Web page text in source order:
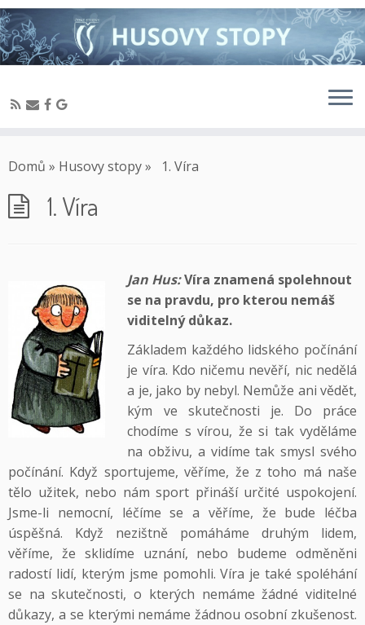
Domů » Husovy stopy» 1. Víra
1. Víra
Jan Hus:Víra znamená spolehnout
se na pravdu, pro kterou nemáš
viditelný důkaz.
Základem každého lidského počínání
je víra. Kdo ničemu nevěří, nic nedělá
a je, jako by nebyl. Nemůže ani vědět,
kým ve skutečnosti je. Do práce
chodíme s vírou, že si tak vyděláme
na obživu, a vidíme tak smysl svého
počínání. Když sportujeme, věříme, že z toho má naše
tělo užitek, nebo nám sport přináší určité uspokojení.
Jsme-li nemocní, léčíme se a věříme, že bude léčba
úspěšná. Když nezištně pomáháme druhým lidem,
věříme, že sklidíme uznání, nebo budeme odměněni
radostí lidí, kterým jsme pomohli. Víra je také spoléhání
se na skutečnosti, o kterých nemáme žádné viditelné
důkazy, a se kterými nemáme žádnou osobní zkušenost.